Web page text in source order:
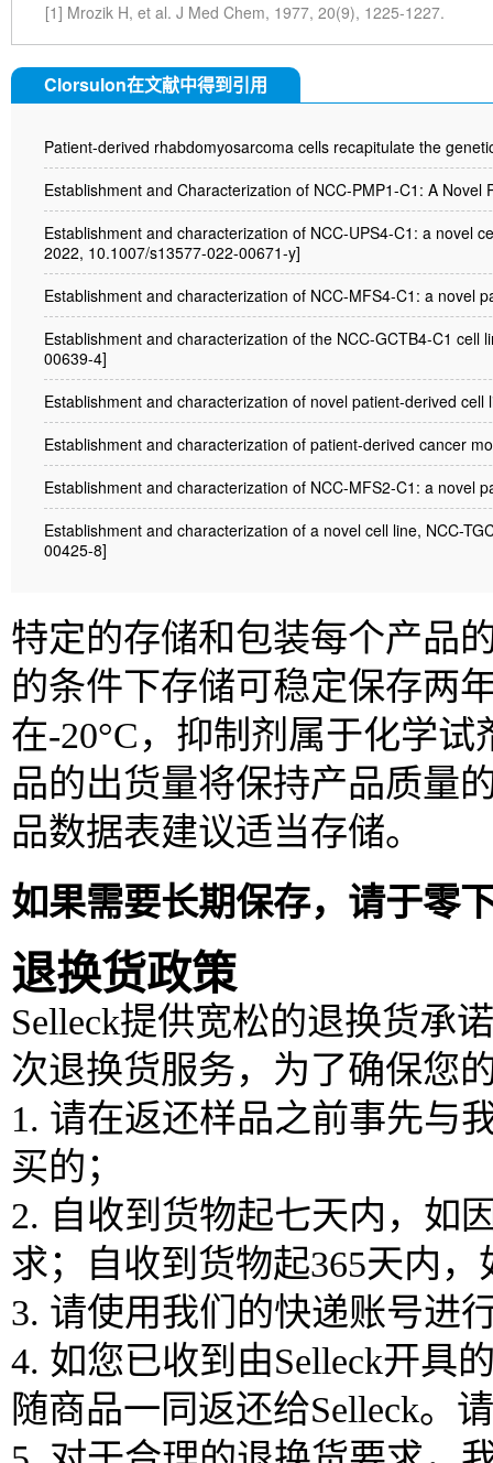
[1] Mrozik H, et al. J Med Chem, 1977, 20(9), 1225-1227.
Clorsulon在文献中得到引用
Patient-derived rhabdomyosarcoma cells recapitulate the
Establishment and Characterization of NCC-PMP1-C1: A
Establishment and characterization of NCC-UPS4-C1: a novel
2022, 10.1007/s13577-022-00671-y]
Establishment and characterization of NCC-MFS4-C1: a novel
Establishment and characterization of the NCC-GCTB4-C1
00639-4]
Establishment and characterization of novel patient-derived
Establishment and characterization of patient-derived cancer
Establishment and characterization of NCC-MFS2-C1: a novel
Establishment and characterization of a novel cell line, NCC-
00425-8]
特定的存储和包装每个产品
的条件下存储可稳定保存两
在-20°C，抑制剂属于化学
品的出货量将保持产品质量
品数据表建议适当存储。
如果需要长期保存，请于零
退换货政策
Selleck提供宽松的退换货承
次退换货服务，为了确保您
1. 请在返还样品之前事先与
买的；
2. 自收到货物起七天内，如
求；自收到货物起365天内
3. 请使用我们的快递账号进
4. 如您已收到由Selleck开具
随商品一同返还给Selleck。